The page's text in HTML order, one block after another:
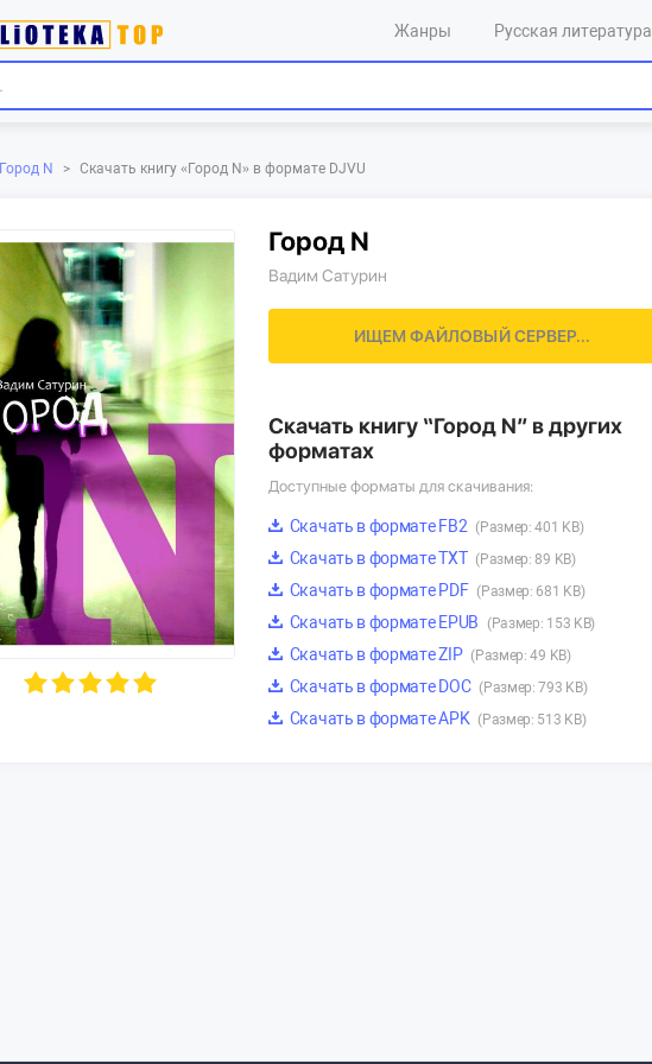
Жанры Русская литература
Город N > Скачать книгу «‎Город N»‎ в формате DJVU
Город N
Вадим Сатурин
ИЩЕМ ФАЙЛОВЫЙ СЕРВЕР...
Скачать книгу “Город N” в других
форматах
Доступные форматы для скачивания:
Скачать в формате FB2 (Размер: 401 KB)
Скачать в формате TXT (Размер: 89 KB)
Скачать в формате PDF (Размер: 681 KB)
Скачать в формате EPUB (Размер: 153 KB)
Скачать в формате ZIP (Размер: 49 KB)
Скачать в формате DOC (Размер: 793 KB)
Скачать в формате APK (Размер: 513 KB)